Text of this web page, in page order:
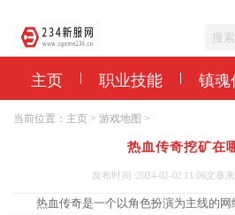
主页 职业技能 镇魂
当前位置： 主页 > 游戏地图 >
热血传奇挖矿在
发布时间 :2024-02-02 11:06文章
热血传奇是一个以角色扮演为主线的